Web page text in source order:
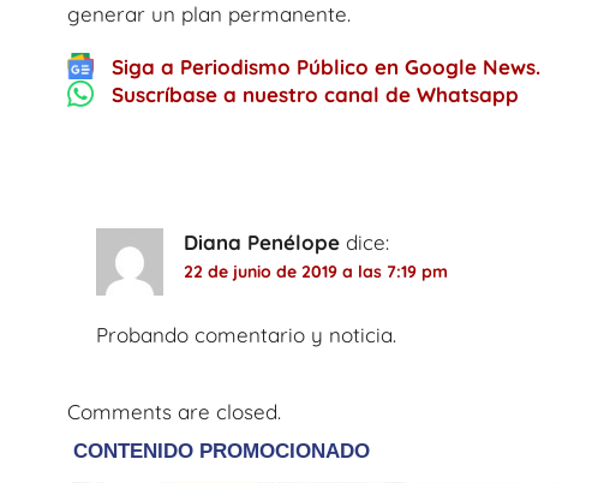
generar un plan permanente.
Siga a Periodismo Público en Google News.
Suscríbase a nuestro canal de Whatsapp
Diana Penélope dice:
22 de junio de 2019 a las 7:19 pm
Probando comentario y noticia.
Comments are closed.